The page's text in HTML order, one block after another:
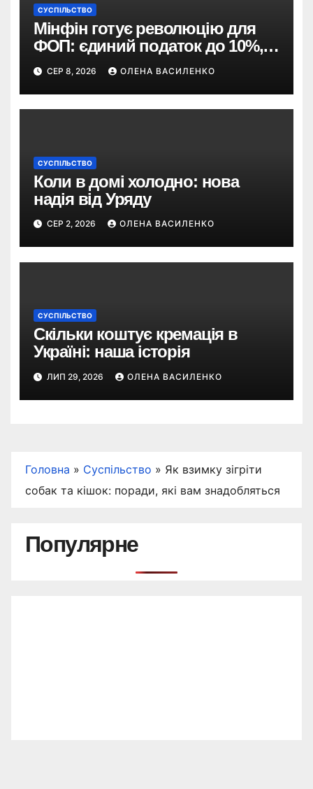
СУСПІЛЬСТВО
Мінфін готує революцію для
ФОП: єдиний податок до 10%,
ПДВ з 2028 року та перегляд 2-ї
групи
СЕР 8, 2026 ОЛЕНА ВАСИЛЕНКО
СУСПІЛЬСТВО
Коли в домі холодно: нова
надія від Уряду
СЕР 2, 2026 ОЛЕНА ВАСИЛЕНКО
СУСПІЛЬСТВО
Скільки коштує кремація в
Україні: наша історія
ЛИП 29, 2026 ОЛЕНА ВАСИЛЕНКО
Головна » Суспільство » Як взимку зігріти
собак та кішок: поради, які вам знадобляться
Популярне